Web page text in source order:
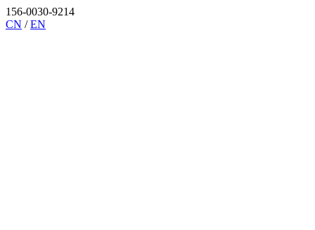
156-0030-9214
CN /EN